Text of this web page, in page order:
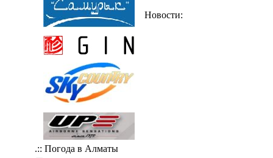
.:: Погода в Алматы
Новости: